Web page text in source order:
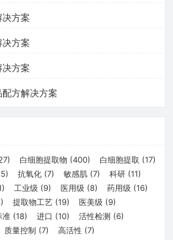
方案
方案
方案
方解决方案
白细胞提取物 (400) 白细胞提取 (17)
抗氧化 (7) 敏感肌 (7) 科研 (11)
工业级 (9) 医用级 (8) 药用级 (16)
提取物工艺 (19) 医美级 (9)
准 (18) 进口 (10) 活性检测 (6)
质量控制 (7) 高活性 (7)